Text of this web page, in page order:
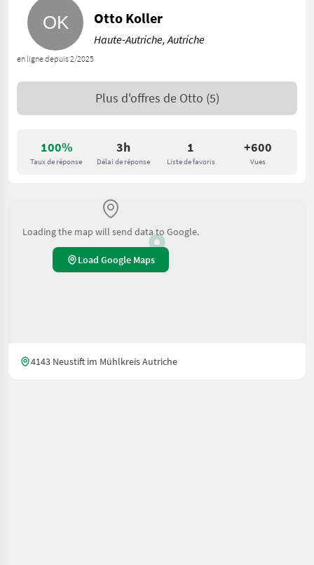
100%
Taux de réponse
3h
Délai de réponse
1
Liste de favoris
+600
Vues
en ligne depuis 2/2025
Otto Koller
Haute-Autriche, Autriche
Plus d'offres de Otto (5)
Loading the map will send data to Google.
Load Google Maps
4143 Neustift im Mühlkreis Autriche